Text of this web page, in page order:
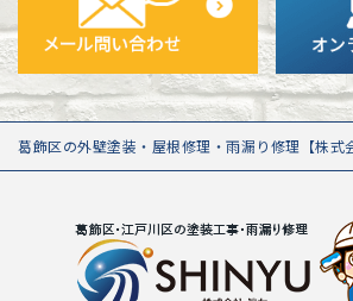
葛飾区の外壁塗装・屋根修理・雨漏り修理【株式